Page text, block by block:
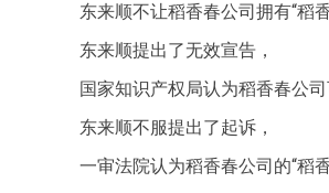
东来顺不让稻香春公司拥有“稻
东来顺提出了无效宣告，
国家知识产权局认为稻香春公
东来顺不服提出了起诉，
一审法院认为稻香春公司的“稻